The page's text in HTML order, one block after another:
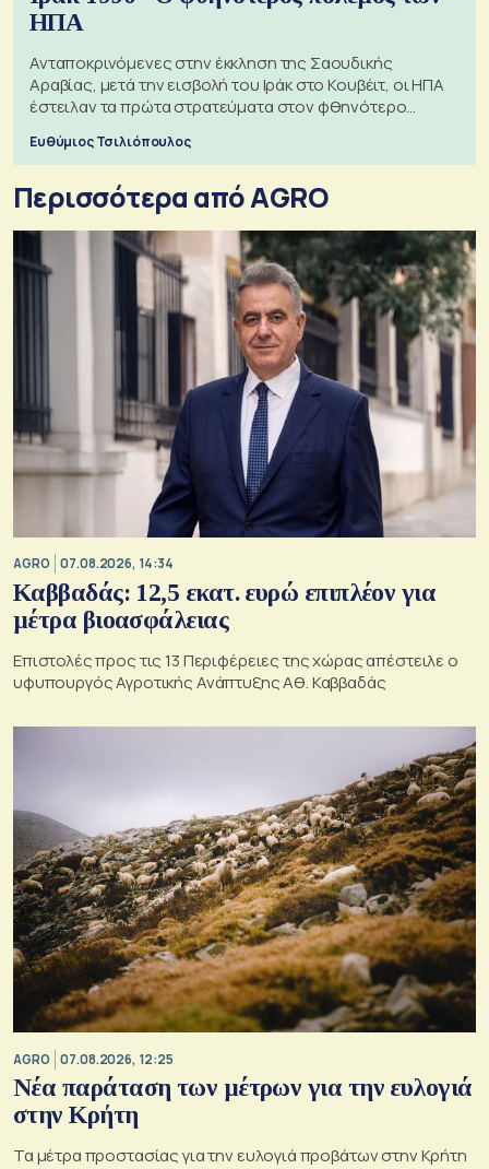
ΗΠΑ
Ανταποκρινόμενες στην έκκληση της Σαουδικής
Αραβίας, μετά την εισβολή του Ιράκ στο Κουβέιτ, οι ΗΠΑ
έστειλαν τα πρώτα στρατεύματα στον φθηνότερο
Ευθύμιος Τσιλιόπουλος
Περισσότερα από AGRO
AGRO 07.08.2026, 14:34
Καββαδάς: 12,5 εκατ. ευρώ επιπλέον για
μέτρα βιοασφάλειας
Επιστολές προς τις 13 Περιφέρειες της χώρας απέστειλε ο
υφυπουργός Αγροτικής Ανάπτυξης Αθ. Καββαδάς
AGRO 07.08.2026, 12:25
Νέα παράταση των μέτρων για την ευλογιά
στην Κρήτη
Τα μέτρα προστασίας για την ευλογιά προβάτων στην Κρήτη